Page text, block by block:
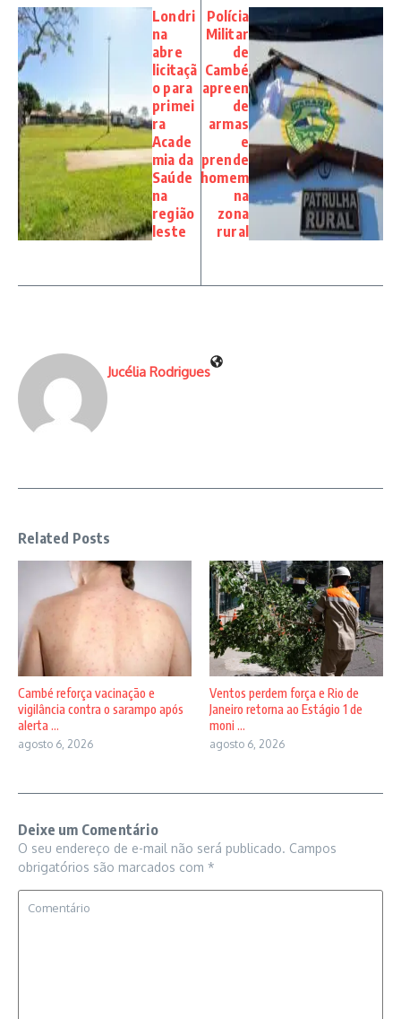
Londri
na
abre
licitaçã
o para
primei
ra
Acade
mia da
Saúde
na
região
leste
Polícia
Militar
de
Cambé
apreen
de
armas
e
prende
homem
na
zona
rural
Jucélia Rodrigues
Related Posts
Cambé reforça vacinação e
vigilância contra o sarampo após
alerta ...
agosto 6, 2026
Ventos perdem força e Rio de
Janeiro retorna ao Estágio 1 de
moni ...
agosto 6, 2026
Deixe um Comentário
O seu endereço de e-mail não será publicado. Campos
obrigatórios são marcados com *